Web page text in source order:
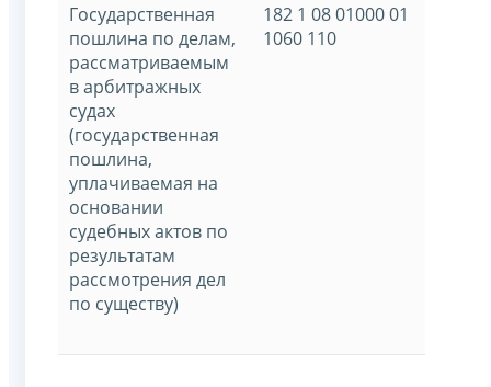
Государственная
пошлина по делам,
рассматриваемым
в арбитражных
судах
(государственная
пошлина,
уплачиваемая на
основании
судебных актов по
результатам
рассмотрения дел
по существу)
182 1 08 01000 01
1060 110